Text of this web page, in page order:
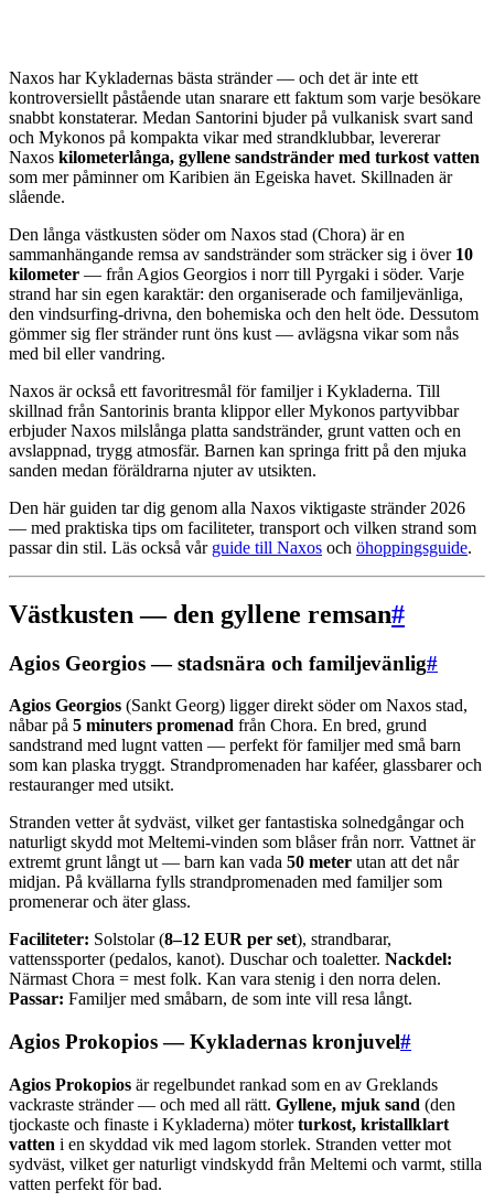
Naxos har Kykladernas bästa stränder — och det är inte ett
kontroversiellt påstående utan snarare ett faktum som varje besökare
snabbt konstaterar. Medan Santorini bjuder på vulkanisk svart sand
och Mykonos på kompakta vikar med strandklubbar, levererar
Naxos kilometerlånga, gyllene sandstränder med turkost vatten
som mer påminner om Karibien än Egeiska havet. Skillnaden är
slående.
Den långa västkusten söder om Naxos stad (Chora) är en
sammanhängande remsa av sandstränder som sträcker sig i över 10
kilometer — från Agios Georgios i norr till Pyrgaki i söder. Varje
strand har sin egen karaktär: den organiserade och familjevänliga,
den vindsurfing-drivna, den bohemiska och den helt öde. Dessutom
gömmer sig fler stränder runt öns kust — avlägsna vikar som nås
med bil eller vandring.
Naxos är också ett favoritresmål för familjer i Kykladerna. Till
skillnad från Santorinis branta klippor eller Mykonos partyvibbar
erbjuder Naxos milslånga platta sandstränder, grunt vatten och en
avslappnad, trygg atmosfär. Barnen kan springa fritt på den mjuka
sanden medan föräldrarna njuter av utsikten.
Den här guiden tar dig genom alla Naxos viktigaste stränder 2026
— med praktiska tips om faciliteter, transport och vilken strand som
passar din stil. Läs också vår guide till Naxos och öhoppingsguide.
Västkusten — den gyllene remsan#
Agios Georgios — stadsnära och familjevänlig#
Agios Georgios (Sankt Georg) ligger direkt söder om Naxos stad,
nåbar på 5 minuters promenad från Chora. En bred, grund
sandstrand med lugnt vatten — perfekt för familjer med små barn
som kan plaska tryggt. Strandpromenaden har kaféer, glassbarer och
restauranger med utsikt.
Stranden vetter åt sydväst, vilket ger fantastiska solnedgångar och
naturligt skydd mot Meltemi-vinden som blåser från norr. Vattnet är
extremt grunt långt ut — barn kan vada 50 meter utan att det når
midjan. På kvällarna fylls strandpromenaden med familjer som
promenerar och äter glass.
Faciliteter: Solstolar (8–12 EUR per set), strandbarar,
vattenssporter (pedalos, kanot). Duschar och toaletter. Nackdel:
Närmast Chora = mest folk. Kan vara stenig i den norra delen.
Passar: Familjer med småbarn, de som inte vill resa långt.
Agios Prokopios — Kykladernas kronjuvel#
Agios Prokopios är regelbundet rankad som en av Greklands
vackraste stränder — och med all rätt. Gyllene, mjuk sand (den
tjockaste och finaste i Kykladerna) möterturkost, kristallklart
vatten i en skyddad vik med lagom storlek. Stranden vetter mot
sydväst, vilket ger naturligt vindskydd från Meltemi och varmt, stilla
vatten perfekt för bad.